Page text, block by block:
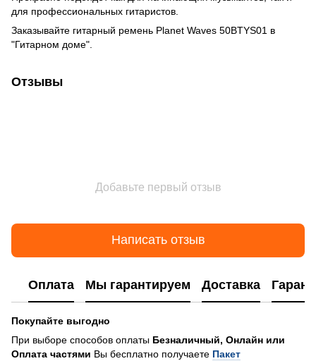
для профессиональных гитаристов.
Заказывайте гитарный ремень Planet Waves 50BTYS01 в
"Гитарном доме".
Отзывы
Добавьте первый отзыв
Написать отзыв
Оплата Мы гарантируем Доставка
Покупайте выгодно
При выборе способов оплаты Безналичный, Онлайн или
Оплата частями Вы бесплатно получаете Пакет